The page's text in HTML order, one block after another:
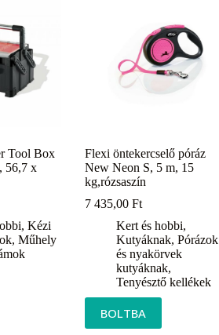
Tool Box
56,7 x
,Kézi
,Műhely
Flexi öntekercselő póráz
New Neon S, 5 m, 15
kg,rózsaszín
7 435,00Ft
Kert és hobbi,
Kutyáknak,Pórázok
és nyakörvek
kutyáknak,
Tenyésztő kellékek
BOLTBA